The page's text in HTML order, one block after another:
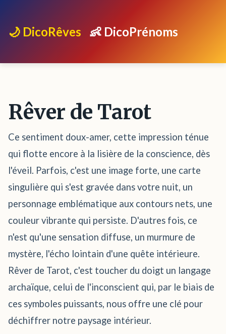
🌙 DicoRêves 👶 DicoPrénoms
Rêver de Tarot
Ce sentiment doux-amer, cette impression ténue
qui flotte encore à la lisière de la conscience, dès
l'éveil. Parfois, c'est une image forte, une carte
singulière qui s'est gravée dans votre nuit, un
personnage emblématique aux contours nets, une
couleur vibrante qui persiste. D'autres fois, ce
n'est qu'une sensation diffuse, un murmure de
mystère, l'écho lointain d'une quête intérieure.
Rêver de Tarot, c'est toucher du doigt un langage
archaïque, celui de l'inconscient qui, par le biais de
ces symboles puissants, nous offre une clé pour
déchiffrer notre paysage intérieur.